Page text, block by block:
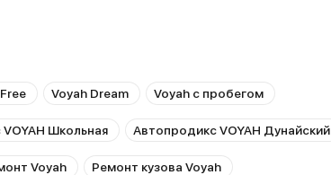
Voyah Dream Voyah с пробегом
Школьная Автопродикс VOYAH Дунайский
Voyah Ремонт кузова Voyah